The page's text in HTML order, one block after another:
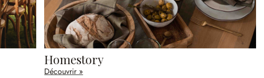
Homestory
Découvrir »